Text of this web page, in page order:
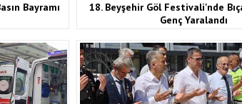
Bayramı
18. Beyşehir Göl Festivali'nde
Genç Yaralandı